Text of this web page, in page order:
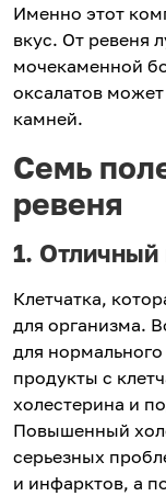
Именно этот
вкус. От ревеня
мочекаменной
оксалатов
камней.
Семь
ревеня
1. Отличный
Клетчатка,
для организма.
для
продукты с
холестерина и
Повышенный
серьезных
и инфарктов, а